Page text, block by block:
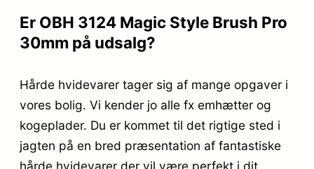
Er OBH 3124 Magic Style Brush Pro
30mm på udsalg?
Hårde hvidevarer tager sig af mange opgaver i
vores bolig. Vi kender jo alle fx emhætter og
kogeplader. Du er kommet til det rigtige sted i
jagten på en bred præsentation af fantastiske
hårde hvidevarer der vil være perfekt i dit